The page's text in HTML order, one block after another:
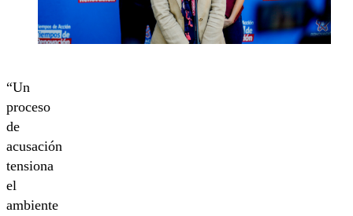
“Un
proceso
de
acusación
tensiona
el
ambiente